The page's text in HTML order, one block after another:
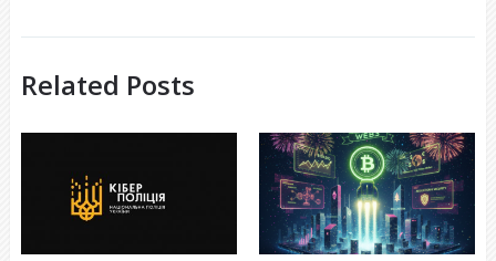
Related Posts